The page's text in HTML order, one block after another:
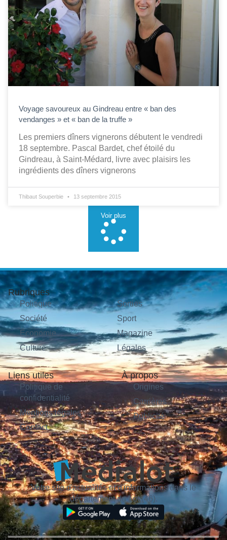
Voyage savoureux au Gindreau entre « ban des
vendanges » et « ban de la truffe »
Les premiers dîners vignerons débutent le vendredi
18 septembre. Pascal Bardet, chef étoilé du
Gindreau, à Saint-Médard, livre avec plaisirs les
ingrédients des dîners vignerons
Thibaut Souperbie 13 septembre 2015
Voir plus
Rubriques
Politique
Société
Économie
Culture
Sorties
Sport
Magazine
Légales
Liens utiles
Politique de
confidentialité
Mentions légales
Contact
À propos
Origines
Carrières
Publicité
Votre site d'actualités et d'informations dans le
département du Lot (46).